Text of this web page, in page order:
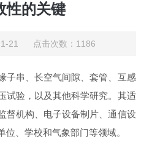
性的关键
21 点击次数：1186
串、长空气间隙、套管、互感
试验，以及其他科学研究。其适
督机构、电子设备制片、通信设
、学校和气象部门等领域。